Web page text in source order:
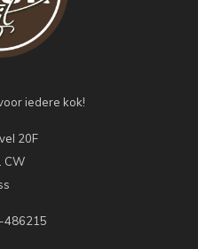
iedere kok!
20F
CW
486215